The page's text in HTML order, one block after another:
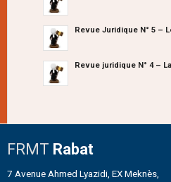
Revue Juridique N° 5 –
Revue juridique N° 4 –
FRMT Rabat
7 Avenue Ahmed Lyazidi, EX Meknès,